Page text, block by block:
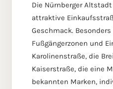
Die Nürnberger
attraktive
Geschmack.
Fußgängerzonen und
Karolinenstraße, die
Kaiserstraße, die eine
bekannten Marken,